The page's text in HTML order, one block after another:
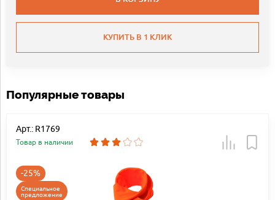
КУПИТЬ В 1 КЛИК
Популярные товары
Арт.: R1769
Товар в наличии
-25%
Специальное
предложение